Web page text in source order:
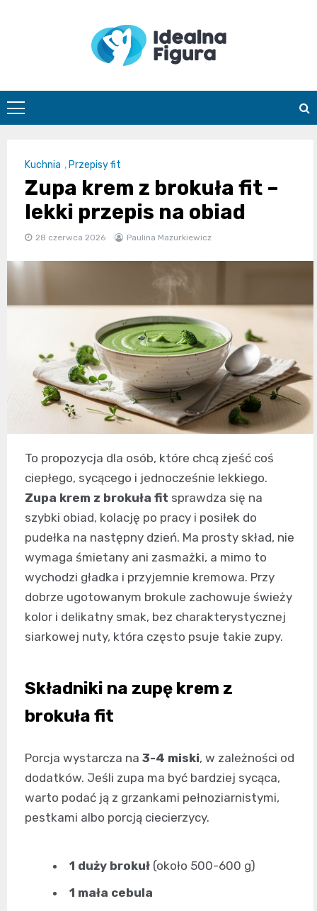
Kuchnia , Przepisy fit
Zupa krem z brokuła fit –
lekki przepis na obiad
28 czerwca 2026 Paulina Mazurkiewicz
To propozycja dla osób, które chcą zjeść coś
ciepłego, sycącego i jednocześnie lekkiego.
Zupa krem z brokuła fit sprawdza się na
szybki obiad, kolację po pracy i posiłek do
pudełka na następny dzień. Ma prosty skład, nie
wymaga śmietany ani zasmażki, a mimo to
wychodzi gładka i przyjemnie kremowa. Przy
dobrze ugotowanym brokule zachowuje świeży
kolor i delikatny smak, bez charakterystycznej
siarkowej nuty, która często psuje takie zupy.
Składniki na zupę krem z
brokuła fit
Porcja wystarcza na 3-4 miski, w zależności od
dodatków. Jeśli zupa ma być bardziej sycąca,
warto podać ją z grzankami pełnoziarnistymi,
pestkami albo porcją ciecierzycy.
1 duży brokuł (około 500-600 g)
1 mała cebula